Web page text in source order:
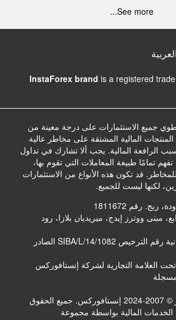
See more...
العربية
InstaForex brand is a registered
جميع الاستثمارات على درجة معينة من
المالية المشتقة على مخاطر عالية
الرافعة المالية. يجب ألا تشارك في تداول
تمامًا طبيعة المعاملات التي تقوم بها،
قد تكون هذه الأنواع من الاستثمارات
لكنها ليست للجميع.
رقم 1811672
مبنى ووترز إيدج، ميريديان بلازا، رود
جزر فيرجن البريطانية رقم الترخيص SIBA/L/14/1082 الصادر
العلامة التجارية لشركة إنستافوركس
حقوق الطبع والنشر © 2007-2024 إنستافوركس. جميع الحقوق
المالية بواسطة مجموعة